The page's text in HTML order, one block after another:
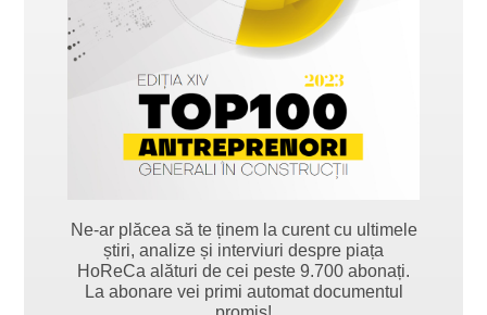
Ne-ar plăcea să te ținem la curent cu ultimele
știri, analize și interviuri despre piața
HoReCa alături de cei peste 9.700 abonați.
La abonare vei primi automat documentul